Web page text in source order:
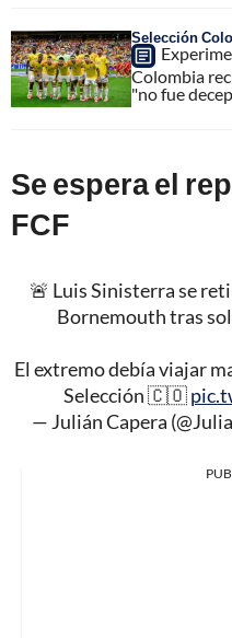
Selección
Colombia
"no fue
Se espera el
FCF
🚨 Luis Sinisterra se
Bornemouth tras
El extremo debía viajar
Selección 🇨🇴
— Julián Capera